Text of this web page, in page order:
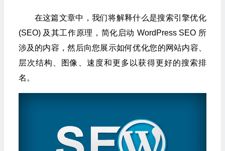
在这篇文章中，我们将解释什么是搜索引擎优化
(SEO) 及其工作原理，简化启动 WordPress SEO 所
涉及的内容，然后向您展示如何优化您的网站内容、
层次结构、图像、速度和更多以获得更好的搜索排
名。